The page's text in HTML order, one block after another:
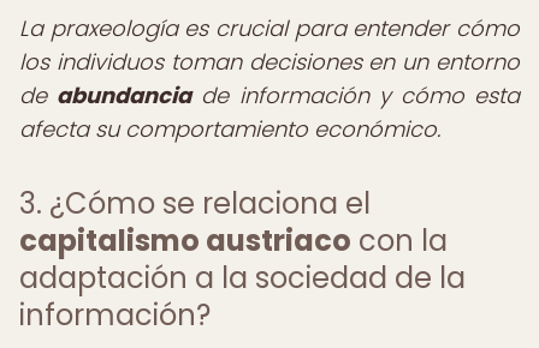
La praxeología es crucial para entender cómo
los individuos toman decisiones en un entorno
de abundanciade información y cómo esta
afecta su comportamiento económico.
3. ¿Cómo se relaciona el
capitalismo austriaco con la
adaptación a la sociedad de la
información?